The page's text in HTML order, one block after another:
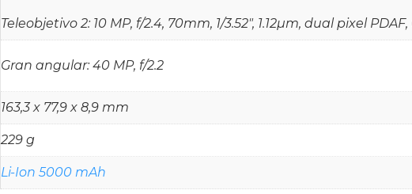
Teleobjetivo 2: 10 MP, f/2.4, 70mm, 1/3.52", 1.12µm, dual pixel
Gran angular: 40 MP, f/2.2
163,3 x 77,9 x 8,9 mm
229 g
Li-Ion 5000 mAh